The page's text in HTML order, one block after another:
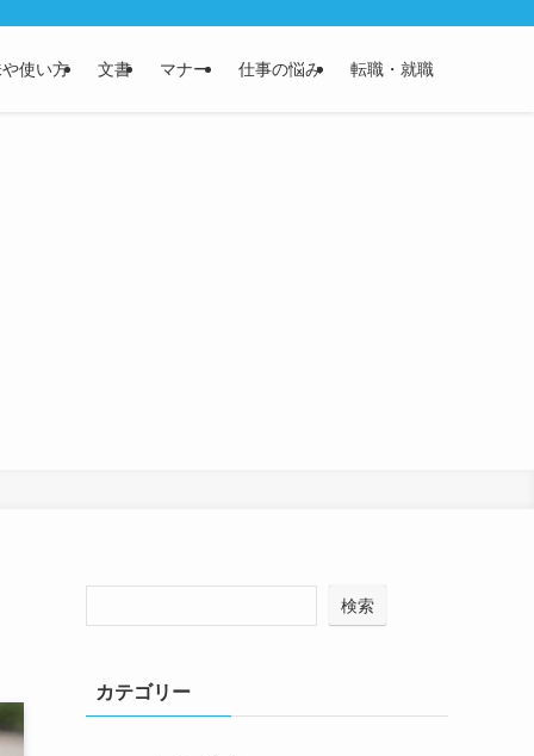
使い方 文書 マナー 仕事の悩み 転職・就職
検索
カテゴリー